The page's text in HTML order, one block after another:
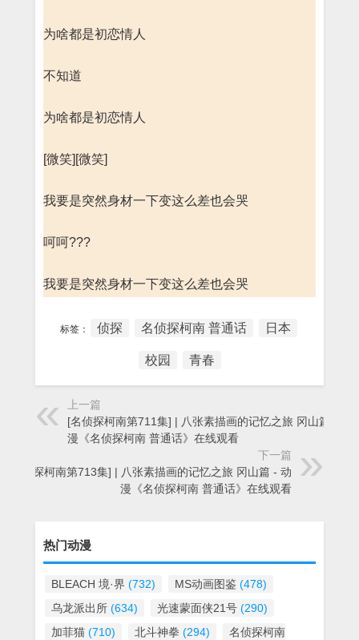
为啥都是初恋情人
不知道
为啥都是初恋情人
[微笑][微笑]
我要是突然身材一下变这么差也会哭
呵呵???
我要是突然身材一下变这么差也会哭
标签： 侦探 名侦探柯南 普通话 日本
校园 青春
上一篇
[名侦探柯南第711集] | 八张素描画的记忆之旅 冈山篇 - 动
漫《名侦探柯南 普通话》在线观看
下一篇
[名侦探柯南第713集] | 八张素描画的记忆之旅 冈山篇 - 动
漫《名侦探柯南 普通话》在线观看
热门动漫
BLEACH 境·界 (732) MS动画图鉴 (478)
乌龙派出所 (634) 光速蒙面侠21号 (290)
加菲猫 (710) 北斗神拳 (294)
名侦探柯南